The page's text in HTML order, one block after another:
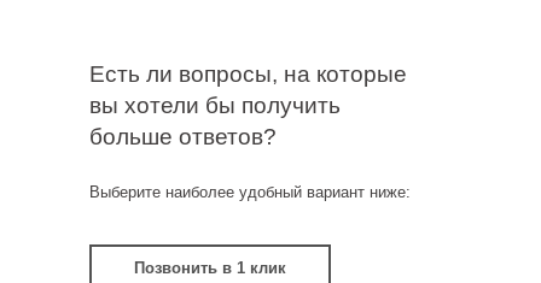
Есть ли вопросы, на которые
вы хотели бы получить
больше ответов?
Выберите наиболее удобный вариант ниже:
Позвонить в 1 клик